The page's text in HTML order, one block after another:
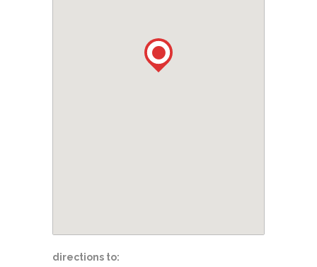
directions to: